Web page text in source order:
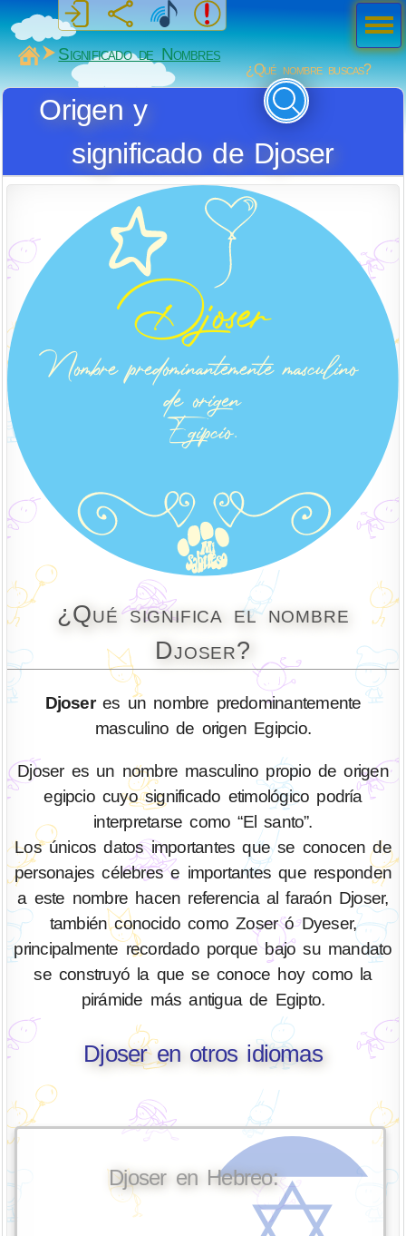
MiSabueso
Significado de Nombres
¿Qué nombre buscas?
Origen y
significado de Djoser
¿Qué significa el nombre
Djoser?
Djoseres un nombre predominantemente
masculino de origen Egipcio.
Djoser es un nombre masculino propio de origen
egipcio cuyo significado etimológico podría
interpretarse como “El santo”.
Los únicos datos importantes que se conocen de
personajes célebres e importantes que responden
a este nombre hacen referencia al faraón Djoser,
también conocido como Zoser ó Dyeser,
principalmente recordado porque bajo su mandato
se construyó la que se conoce hoy como la
pirámide más antigua de Egipto.
Djoser en otros idiomas
Djoser en Hebreo:
Men
ú